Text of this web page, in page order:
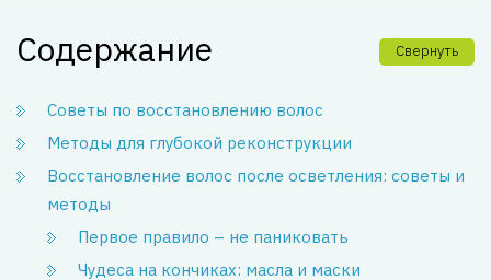
Содержание Свернуть
Советы по восстановлению волос
Методы для глубокой реконструкции
Восстановление волос после осветления: советы и
методы
Первое правило – не паниковать
Чудеса на кончиках: масла и маски